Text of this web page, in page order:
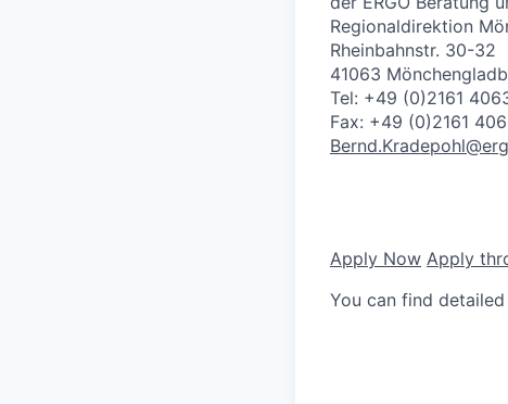
Regionaldirektion
Rheinbahnstr. 30-32
41063
Tel: +49 (0)2161
Fax: +49 (0)2161
Apply Now Apply
You can find